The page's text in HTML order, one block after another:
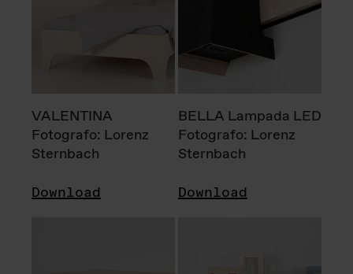
VALENTINA
Fotografo: Lorenz
Sternbach
Download
BELLA Lampada LED
Fotografo: Lorenz
Sternbach
Download